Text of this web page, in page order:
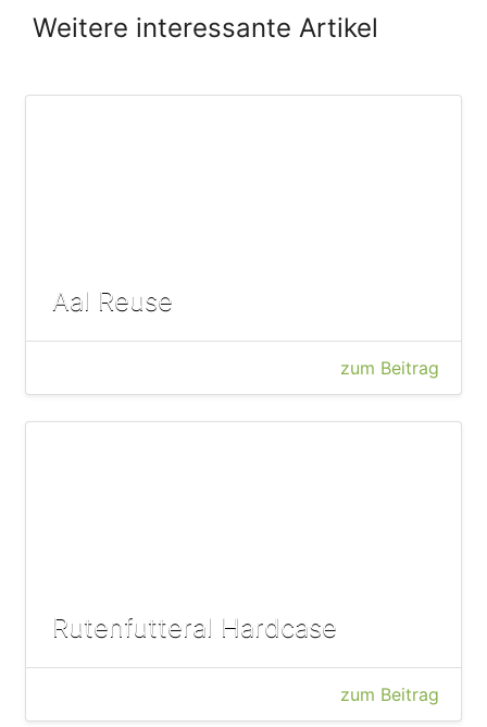
Weitere interessante Artikel
Aal Reuse
zum Beitrag
Rutenfutteral Hardcase
zum Beitrag